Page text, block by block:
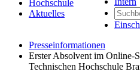
Hochschule
Aktuelles
Presseinformationen
Erster Absolvent im Online-
Technischen Hochschule